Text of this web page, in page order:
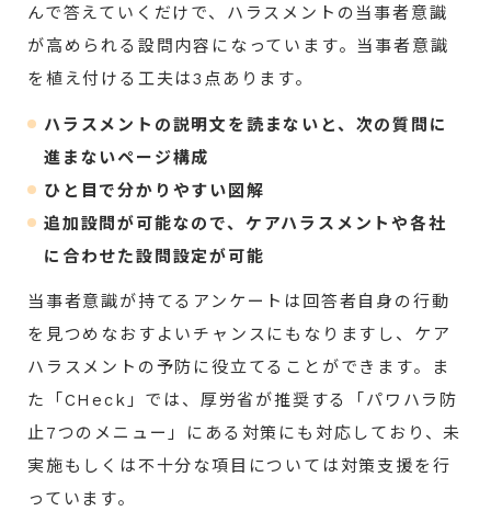
んで答えていくだけで、ハラスメントの当事者意識
が高められる設問内容になっています。当事者意識
を植え付ける工夫は3点あります。
ハラスメントの説明文を読まないと、次の質問に
進まないページ構成
ひと目で分かりやすい図解
追加設問が可能なので、ケアハラスメントや各社
に合わせた設問設定が可能
当事者意識が持てるアンケートは回答者自身の行動
を見つめなおすよいチャンスにもなりますし、ケア
ハラスメントの予防に役立てることができます。ま
た「CHeck」では、厚労省が推奨する「パワハラ防
止7つのメニュー」にある対策にも対応しており、未
実施もしくは不十分な項目については対策支援を行
っています。